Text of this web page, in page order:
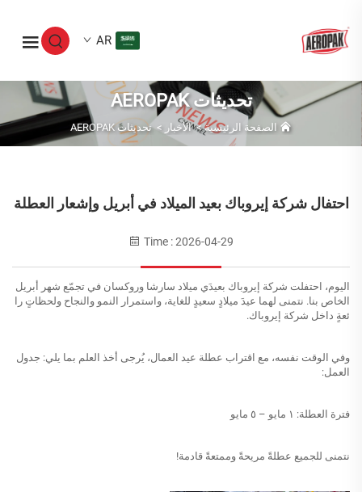
AR
تحديثات AEROPAK
الصفحة الرئيسية>الأخبار >تحديثات AEROPAK
احتفال شركة إيروباك بعيد الميلاد في أبريل وإشعار العطلة
Time : 2026-04-29
اليوم، احتفلت شركة إيروباك بعيدَي ميلاد سارشا وروكسان في تجمّع شهر أبريل
الخاص بنا. نتمنى لهما عيدَ ميلادٍ سعيدٍ للغاية، واستمرار النمو والنجاح ولحظاتٍ را
ئعةٍ داخل شركة إيروباك.
وفي الوقت نفسه، مع اقتراب عطلة عيد العمال، يُرجى أخذ العلم بما يلي: جدول
العمل:
فترة العطلة: ١ مايو – ٥ مايو
نتمنى للجميع عطلةً مريحةً وممتعةً قادمة!